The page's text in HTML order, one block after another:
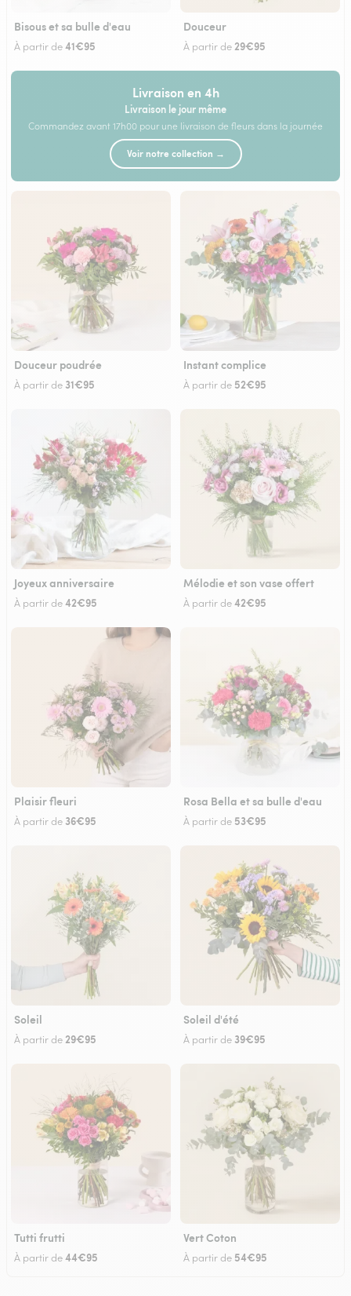
Bisous et sa bulle d'eau
À partir de41€95
Douceur
À partir de29€95
Livraison en 4h
Livraison le jour même
Commandez avant 17h00 pour une livraison de fleurs dans la journée
Voir notre collection →
Douceur poudrée
À partir de 31€95
Instant complice
À partir de 52€95
Joyeux anniversaire
À partir de42€95
Mélodie et son vase offert
À partir de42€95
Plaisir fleuri
À partir de 36€95
Rosa Bella et sa bulle d'eau
À partir de 53€95
Soleil
À partir de29€95
Soleil d'été
À partir de 39€95
Tutti frutti
À partir de44€95
Vert Coton
À partir de 54€95